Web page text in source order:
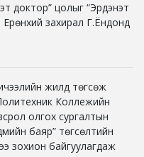
доктор” цолыг “Эрдэнэт
Ерөнхий захирал Г.Ёндонд
жилд төгсөж
Коллежийн
олгох сургалтын
баяр” төгсөлтийн
зохион байгуулагдаж